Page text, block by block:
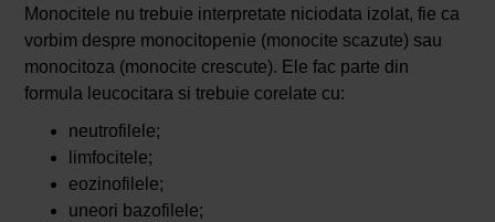
Monocitele nu trebuie interpretate niciodata izolat, fie ca
vorbim despre monocitopenie (monocite scazute) sau
monocitoza (monocite crescute). Ele fac parte din
formula leucocitara si trebuie corelate cu:
neutrofilele;
limfocitele;
eozinofilele;
uneori bazofilele;